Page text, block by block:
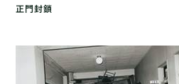
正門封鎖